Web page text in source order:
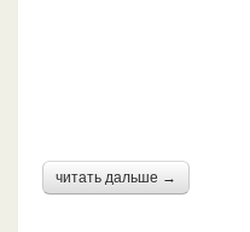
читать дальше →